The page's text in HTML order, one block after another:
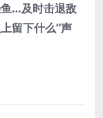
…及时击退敌
留下什么“声